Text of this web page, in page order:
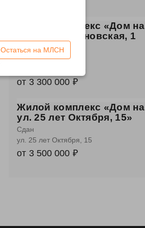
Жилой комплекс «Дом на
ул. 4-я Марьяновская, 1
3 квартал 2021
от 3 300 000 ₽
Жилой комплекс «Дом на
ул. 25 лет Октября, 15»
Сдан
ул. 25 лет Октября, 15
от 3 500 000 ₽
Остаться на МЛСН